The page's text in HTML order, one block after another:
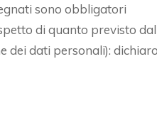
sono obbligatori
di quanto previsto
dei dati personali):